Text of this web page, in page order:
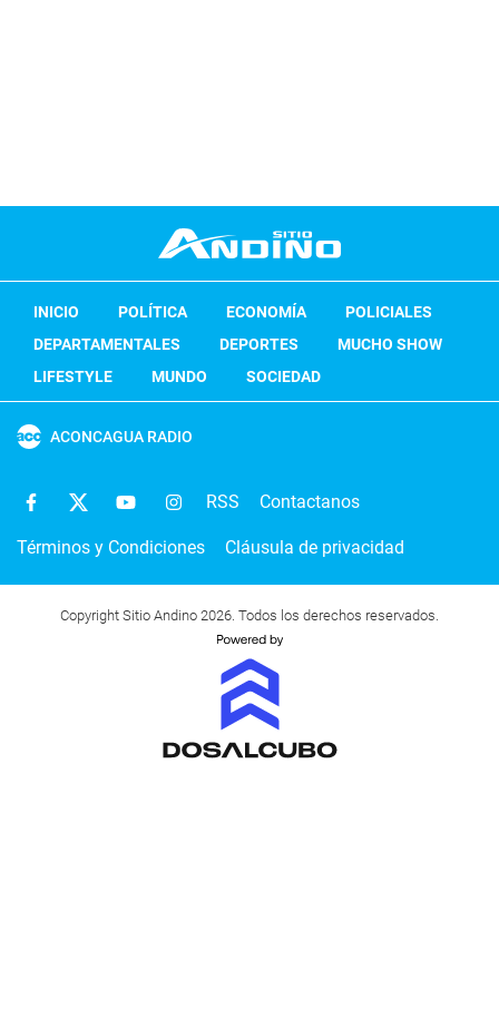
INICIO POLÍTICA ECONOMÍA
POLICIALES
DEPARTAMENTALES
DEPORTES
MUCHO SHOW
LIFESTYLE
MUNDO SOCIEDAD
ACONCAGUA RADIO
RSS Contactanos
Términos y Condiciones Cláusula de privacidad
Copyright Sitio Andino 2026. Todos los derechos reservados.